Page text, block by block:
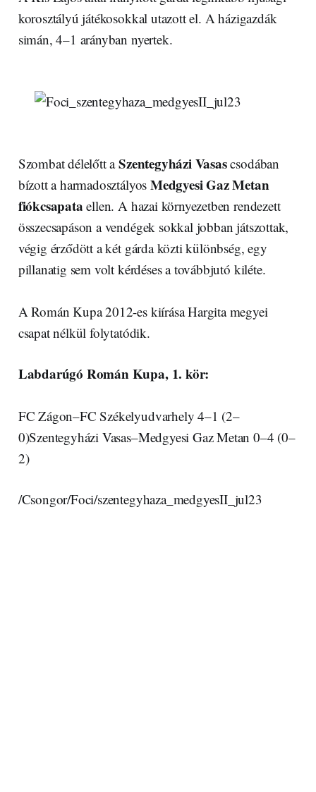
korosztályú játékosokkal utazott el. A házigazdák
simán, 4–1 arányban nyertek.
Szombat délelőtt aSzentegyházi Vasascsodában
bízott a harmadosztályos Medgyesi Gaz Metan
fiókcsapata ellen. A hazai környezetben rendezett
összecsapáson a vendégek sokkal jobban játszottak,
végig érződött a két gárda közti különbség, egy
pillanatig sem volt kérdéses a továbbjutó kiléte.
A Román Kupa 2012-es kiírása Hargita megyei
csapat nélkül folytatódik.
Labdarúgó Román Kupa, 1. kör:
FC Zágon–FC Székelyudvarhely 4–1 (2–
0)Szentegyházi Vasas–Medgyesi Gaz Metan 0–4 (0–
2)
/Csongor/Foci/szentegyhaza_medgyesII_jul23